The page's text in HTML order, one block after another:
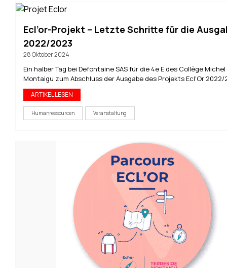
Ecl’or-Projekt – Letzte Schritte für die
2022/2023
28 Oktober 2024
Ein halber Tag bei Defontaine SAS für die 4e E des Collège
Montaigu zum Abschluss der Ausgabe des Projekts Ecl'Or 2022/
ARTIKEL LESEN
Humanressourcen Veranstaltung